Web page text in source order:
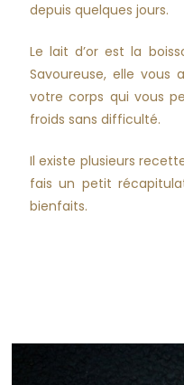
depuis quelques jours.
Le lait d’or est la
Savoureuse, elle vous
votre corps qui vous
froids sans difficulté.
Il existe plusieurs
fais un petit
bienfaits.